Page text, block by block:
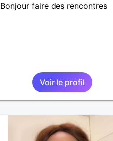
Bonjour faire des rencontres
Voir le profil